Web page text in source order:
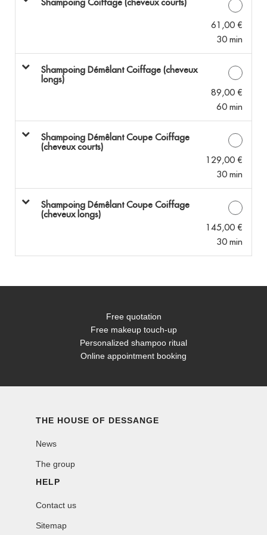
Shampoing Coiffage (cheveux courts)
61,00 €
30 min
Shampoing Démêlant Coiffage (cheveux
longs)
89,00 €
60 min
Shampoing Démêlant Coupe Coiffage
(cheveux courts)
129,00 €
30 min
Shampoing Démêlant Coupe Coiffage
(cheveux longs)
145,00 €
30 min
Free quotation
Free makeup touch-up
Personalized shampoo ritual
Online appointment booking
THE HOUSE OF DESSANGE
News
The group
HELP
Contact us
Sitemap